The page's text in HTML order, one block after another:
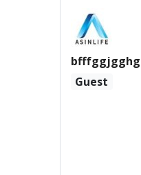
bfffggjgghg
Guest